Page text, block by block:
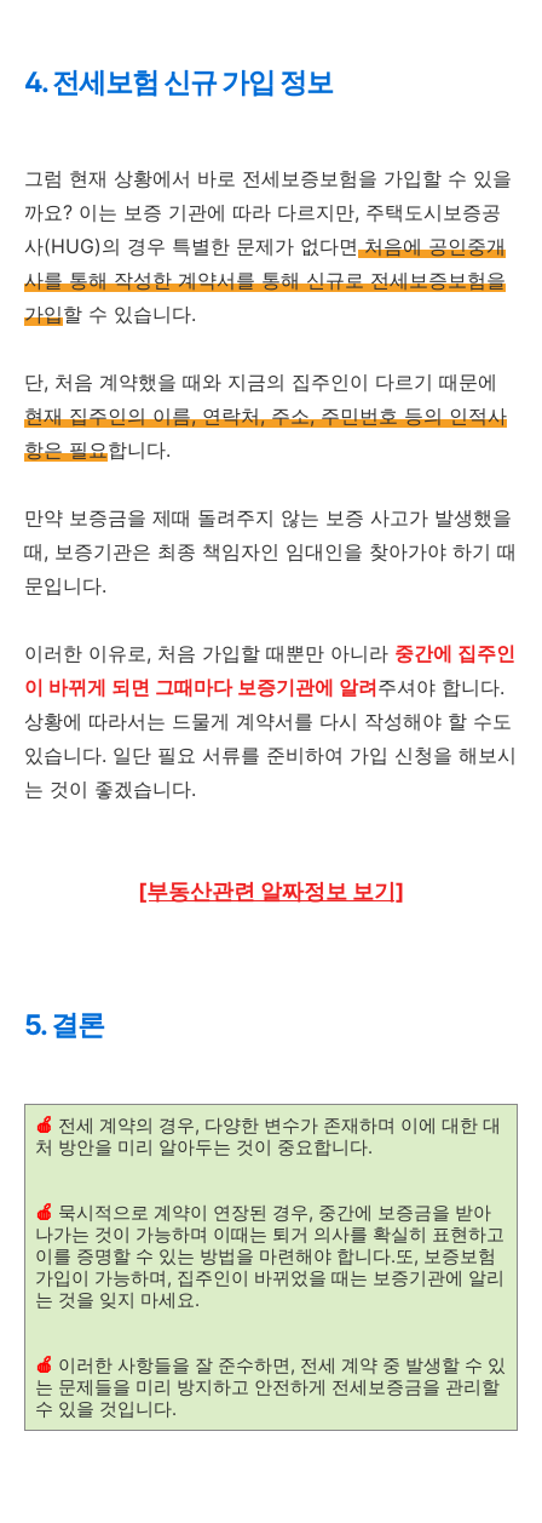
4. 전세보험 신규 가입 정보
그럼 현재 상황에서 바로 전세보증보험을 가입할 수 있을
까요? 이는 보증 기관에 따라 다르지만, 주택도시보증공
사(HUG)의 경우 특별한 문제가 없다면처음에 공인중개
사를 통해 작성한 계약서를 통해 신규로 전세보증보험을
가입할 수 있습니다.
단, 처음 계약했을 때와 지금의 집주인이 다르기 때문에
현재 집주인의 이름, 연락처, 주소, 주민번호 등의 인적사
항은 필요합니다.
만약 보증금을 제때 돌려주지 않는 보증 사고가 발생했을
때, 보증기관은 최종 책임자인 임대인을 찾아가야 하기 때
문입니다.
이러한 이유로, 처음 가입할 때뿐만 아니라 중간에 집주인
이 바뀌게 되면 그때마다 보증기관에 알려주셔야 합니다.
상황에 따라서는 드물게 계약서를 다시 작성해야 할 수도
있습니다. 일단 필요 서류를 준비하여 가입 신청을 해보시
는 것이 좋겠습니다.
[부동산관련 알짜정보 보기]
5. 결론
🍎 전세 계약의 경우, 다양한 변수가 존재하며 이에 대한 대
처 방안을 미리 알아두는 것이 중요합니다.
🍎 묵시적으로 계약이 연장된 경우, 중간에 보증금을 받아
나가는 것이 가능하며 이때는 퇴거 의사를 확실히 표현하고
이를 증명할 수 있는 방법을 마련해야 합니다.또, 보증보험
가입이 가능하며, 집주인이 바뀌었을 때는 보증기관에 알리
는 것을 잊지 마세요.
🍎 이러한 사항들을 잘 준수하면, 전세 계약 중 발생할 수 있
는 문제들을 미리 방지하고 안전하게 전세보증금을 관리할
수 있을 것입니다.